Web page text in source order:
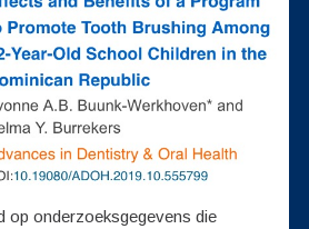
op onderzoeksgegevens die